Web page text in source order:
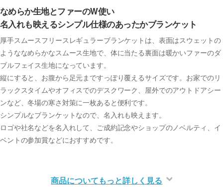
なめらか生地とファーのW使い
名入れも映えるシンプル仕様のあったかブランケット
厚手スムースフリースレギュラーブランケットは、表面はスウェットの
ようななめらかなスムース生地で、体に当たる裏面は暖かいファーのダ
ブルフェイス生地になっています。
縦にすると、お腹から足元まですっぽり覆えるサイズです。お家でのリ
ラックスタイムやオフィスでのデスクワーク、屋外でのアウトドアシー
ンなど、冬場の寒さ対策に一枚あると便利です。
シンプルなブランケットなので、名入れも映えます。
ロゴや社名などを名入れして、ご成約記念やショップのノベルティ、イ
ベントの参加賞などにおすすめです。
商品についてもっと詳しく見る